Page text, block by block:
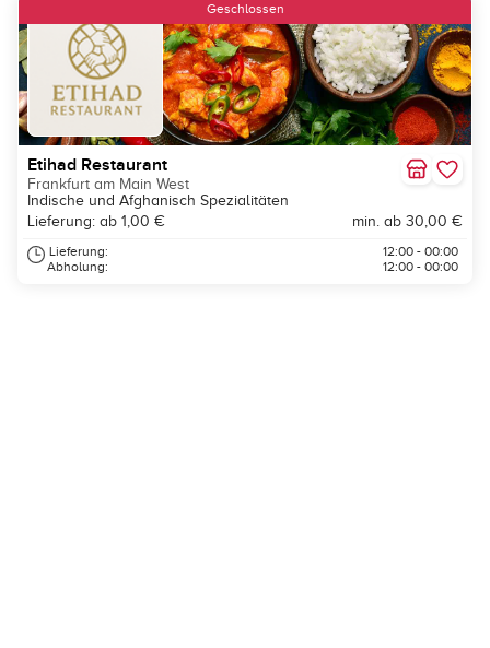
Geschlossen
Etihad Restaurant
Frankfurt am Main West
Indische und Afghanisch Spezialitäten
Lieferung: ab 1,00 €
min. ab 30,00 €
Lieferung:
Abholung:
12:00 - 00:00
12:00 - 00:00